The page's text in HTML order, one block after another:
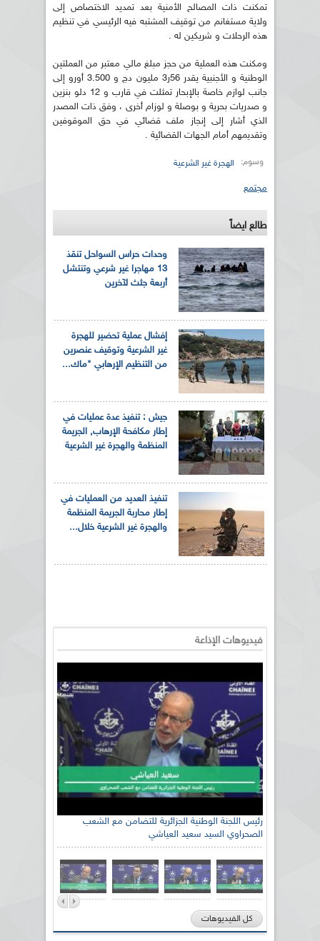
تمكنت ذات المصالح الأمنية بعد تمديد الاختصاص إلى
ولاية مستغانم من توقيف المشتبه فيه الرئيسي في تنظيم
هذه الرحلات و شريكين له .
ومكنت هذه العملية من حجز مبلغ مالي معتبر من العملتين
الوطنية و الأجنبية يقدر 56ر3 مليون دج و 3.500 أورو إلى
جانب لوازم خاصة بالإبحار تمثلت في قارب و 12 دلو بنزين
و صدريات بحرية و بوصلة و لوزام أخرى ، وفق ذات المصدر
الذي أشار إلى إنجاز ملف قضائي في حق الموقوفين
وتقديمهم أمام الجهات القضائية .
وسوم: الهجرة غير الشرعية
مجتمع
طالع ايضاً
وحدات حراس السواحل تنقذ
13 مهاجرا غير شرعي وتنتشل
أربعة جثث لآخرين
إفشال عملية تحضير للهجرة
غير الشرعية وتوقيف عنصرين
من التنظيم الإرهابي "ماك...
جيش : تنفيذ عدة عمليات في
إطار مكافحة الإرهاب, الجريمة
المنظمة والهجرة غير الشرعية
تنفيذ العديد من العمليات في
إطار محاربة الجريمة المنظمة
والهجرة غير الشرعية خلال...
فيديوهات الإذاعة
رئيس اللجنة الوطنية الجزائرية للتضامن مع الشعب
الصحراوي السيد سعيد العياشي
كل الفيديوهات